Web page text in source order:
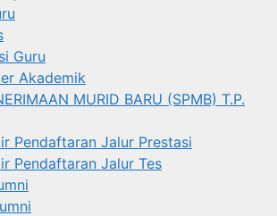
Guru
Akademik
MURID BARU (SPMB) T.P.
Pendaftaran Jalur Prestasi
Pendaftaran Jalur Tes